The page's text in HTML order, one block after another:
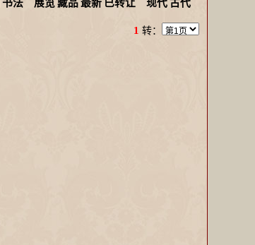
书法 展览 藏品 最新 已转让 现代 古代
1 转：